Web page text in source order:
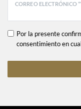
CORREO ELECTRÓNICO
Por la presente
consentimiento en